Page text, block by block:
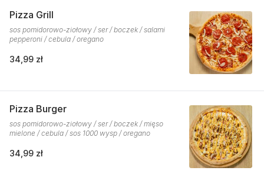
Pizza Grill
sos pomidorowo-ziołowy / ser / boczek / salami
pepperoni / cebula / oregano
34,99 zł
Pizza Burger
sos pomidorowo-ziołowy / ser / boczek / mięso
mielone / cebula / sos 1000 wysp / oregano
34,99 zł